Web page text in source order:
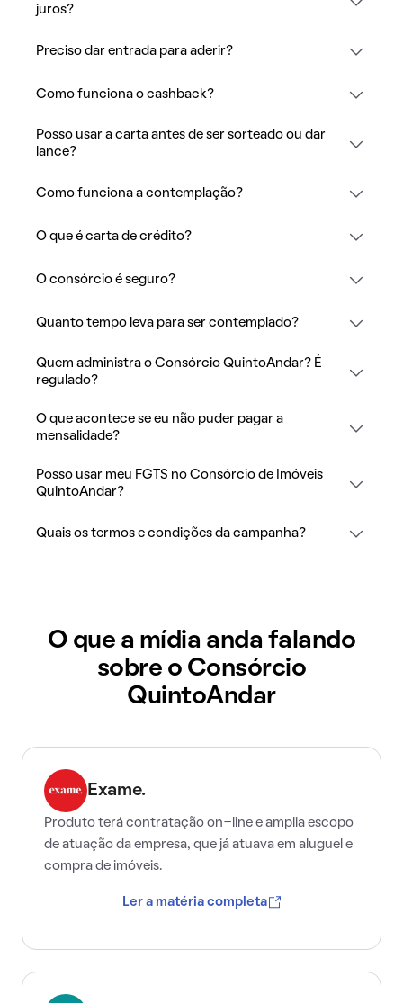
juros?
Preciso dar entrada para aderir?
Como funciona o cashback?
Posso usar a carta antes de ser sorteado ou dar
lance?
Como funciona a contemplação?
O que é carta de crédito?
O consórcio é seguro?
Quanto tempo leva para ser contemplado?
Quem administra o Consórcio QuintoAndar? É
regulado?
O que acontece se eu não puder pagar a
mensalidade?
Posso usar meu FGTS no Consórcio de Imóveis
QuintoAndar?
Quais os termos e condições da campanha?
O que a mídia anda falando
sobre o Consórcio
QuintoAndar
Exame.
Produto terá contratação on-line e amplia escopo
de atuação da empresa, que já atuava em aluguel e
compra de imóveis.
Ler a matéria completa